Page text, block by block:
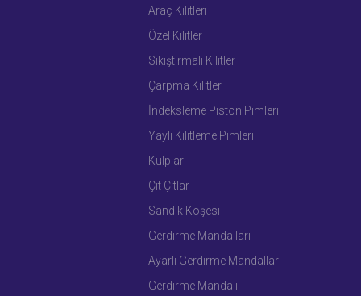
Araç Kilitleri
Özel Kilitler
Sıkıştırmalı Kilitler
Çarpma Kilitler
İndeksleme Piston Pimleri
Yaylı Kilitleme Pimleri
Kulplar
Çıt Çıtlar
Sandık Köşesi
Gerdirme Mandalları
Ayarlı Gerdirme Mandalları
Gerdirme Mandalı